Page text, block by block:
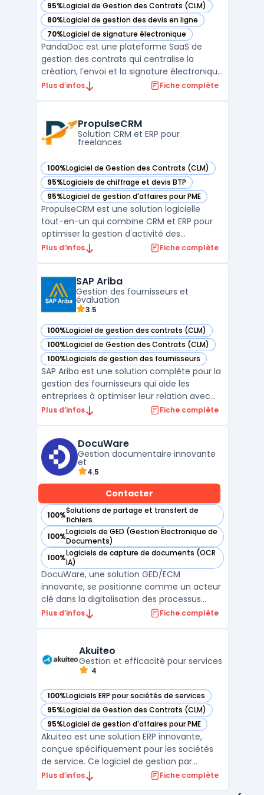
95%Logiciel de Gestion des Contrats (CLM)
— voir PandaDoc dans cette catégorie
80%Logiciel de gestion des devis en ligne
— voir PandaDoc dans cette catégorie
70%Logiciel de signature électronique
— voir PandaDoc dans cette catégorie
PandaDoc est une plateforme SaaS de
gestion des contrats qui centralise la
création, l’envoi et la signature électronique
de documents commerciaux et juridiques.
signatures numériques sur tout support,
avec suivi ...
Plus d’infos Fiche complète
PropulseCRM
Solution CRM et ERP pour
freelances
100%Logiciel de Gestion des Contrats (CLM)
— voir PropulseCRM dans cette catégorie
95%Logiciels de chiffrage et devis BTP
— voir PropulseCRM dans cette catégorie
95%Logiciel de gestion d'affaires pour PME
— voir PropulseCRM dans cette catégorie
PropulseCRM est une solution logicielle
tout-en-un qui combine CRM et ERP pour
optimiser la gestion d'activité des
freelances et des petites entreprises. Ce
relations clients dans une interface intuitive
et ...
Plus d’infos Fiche complète
SAP Ariba
Gestion des fournisseurs et
évaluation
3.5
100%Logiciel de gestion des contrats (CLM)
— voir SAP Ariba dans cette catégorie
100%Logiciel de Gestion des Contrats (CLM)
— voir SAP Ariba dans cette catégorie
100%Logiciels de gestion des fournisseurs
— voir SAP Ariba dans cette catégorie
SAP Ariba est une solution complète pour la
gestion des fournisseurs qui aide les
entreprises à optimiser leur relation avec
leurs partenaires. Cette plateforme
jusqu’à leur suivi, tout en intégrant des
outils d’éval ...
Plus d’infos Fiche complète
DocuWare
Gestion documentaire innovante
et
4.5
Contacter
100%Solutions de partage et transfert de
fichiers
— voir DocuWare dans cette catégorie
100%Logiciels de GED (Gestion Électronique de
Documents)
— voir DocuWare dans cette catégorie
100%Logiciels de capture de documents (OCR
IA)
— voir DocuWare dans cette catégorie
DocuWare, une solution GED/ECM
innovante, se positionne comme un acteur
clé dans la digitalisation des processus
d'entreprise. Son archivage sécurisé des
manière protégée les documents des
salariés dans un coffre-fort numér ...
Plus d’infos Fiche complète
Akuiteo
Gestion et efficacité pour services
4
100%Logiciels ERP pour sociétés de services
— voir Akuiteo dans cette catégorie
95%Logiciel de Gestion des Contrats (CLM)
— voir Akuiteo dans cette catégorie
95%Logiciel de gestion d'affaires pour PME
— voir Akuiteo dans cette catégorie
Akuiteo est une solution ERP innovante,
conçue spécifiquement pour les sociétés
de service. Ce logiciel de gestion par
affaires offre une plateforme complète
Plus d’infos Fiche complète